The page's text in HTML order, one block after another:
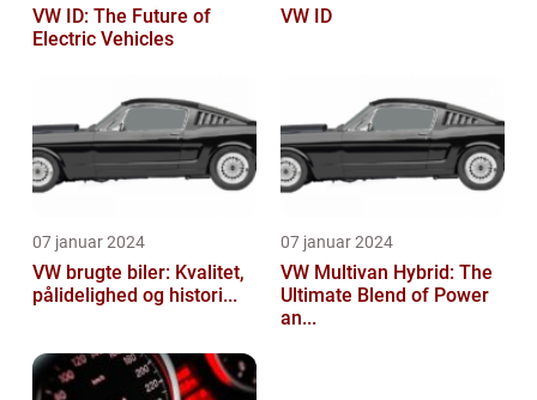
VW ID: The Future of
Electric Vehicles
VW ID
07 januar 2024
VW brugte biler: Kvalitet,
pålidelighed og histori...
07 januar 2024
VW Multivan Hybrid: The
Ultimate Blend of Power
an...